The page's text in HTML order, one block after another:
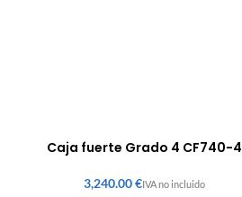
Caja fuerte Grado 4 CF740-4
€